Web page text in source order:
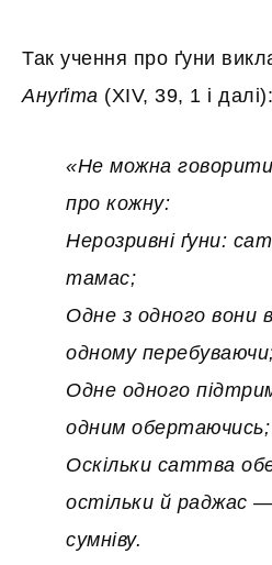
Так учення про ґуни
Ануґіта (XIV, 39, 1 і далі):
«Не можна
про кожну:
Нерозривні ґуни:
тамас;
Одне з одного вони
одному
Одне одного
одним обертаючись;
Оскільки саттва
остільки й раджас
сумніву.